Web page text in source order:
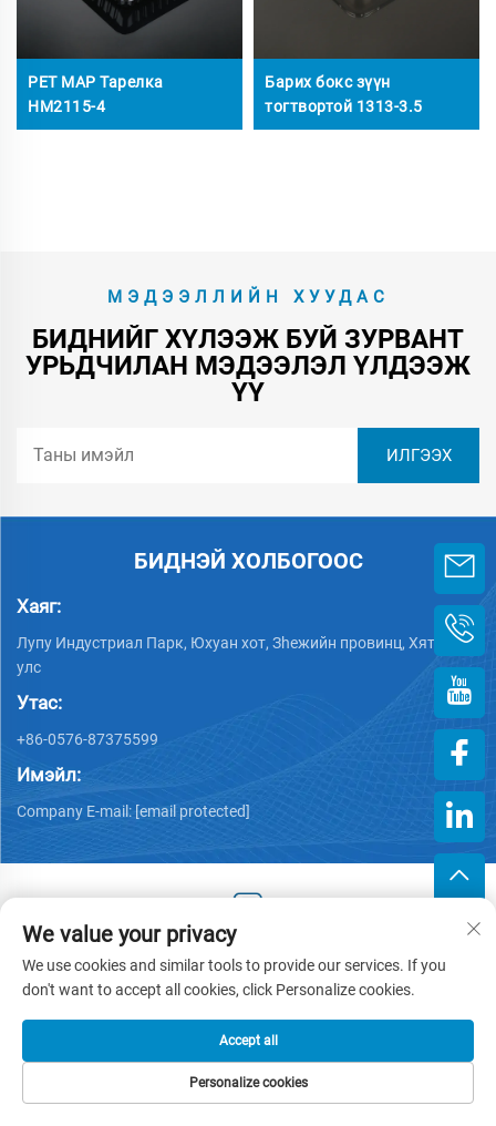
PET MAP Тарелка
HM2115-4
Барих бокс зүүн
тогтвортой 1313-3.5
МЭДЭЭЛЛИЙН ХУУДАС
БИДНИЙГ ХҮЛЭЭЖ БУЙ ЗУРВАНТ
УРЬДЧИЛАН МЭДЭЭЛЭЛ ҮЛДЭЭЖ
ҮҮ
БИДНЭЙ ХОЛБОГООС
Хаяг:
Лупу Индустриал Парк, Юхуан хот, Зheжийн провинц, Хятад
улс
Утас:
+86-0576-87375599
Имэйл:
Company E-mail: [email protected]
Хууль тогтоогдсон эрх © 2025 Зэцзин Хэнгжийн Пластик
Хөрөнгө оруулалттай компани -Нууцлалын бодлого
We value your privacy
We use cookies and similar tools to provide our services. If you
don't want to accept all cookies, click Personalize cookies.
Personalize cookies
Accept all